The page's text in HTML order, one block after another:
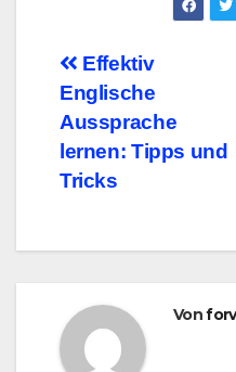
Effektiv
Englische
Aussprache
lernen: Tipps und
Tricks
Von